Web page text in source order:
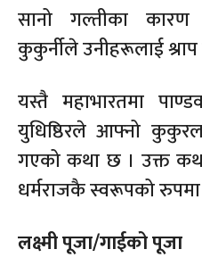
सानो गल्तीका
कुकुर्नीले उनीहरूलाई
यस्तै महाभारतमा
युधिष्ठिरले आफ्नो
गएको कथा छ । उक्त
धर्मराजकै स्वरूपको
लक्ष्मी पूजा/गाईको पूजा